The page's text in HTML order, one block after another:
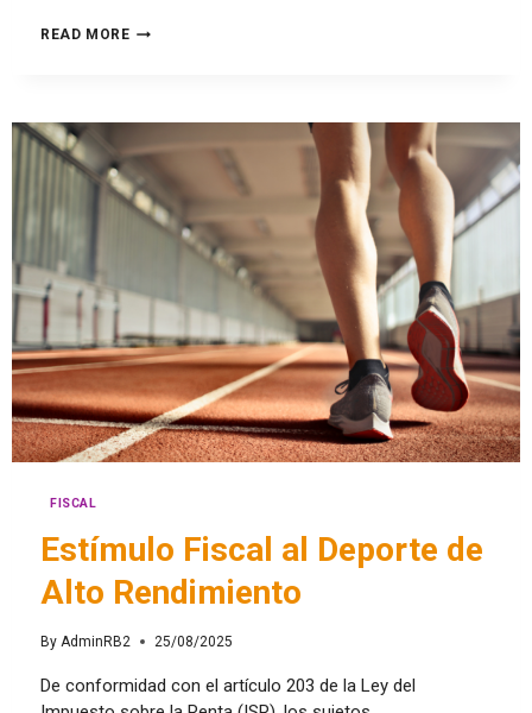
READ MORE
FISCAL
Estímulo Fiscal al Deporte de
Alto Rendimiento
By AdminRB2 25/08/2025
De conformidad con el artículo 203 de la Ley del